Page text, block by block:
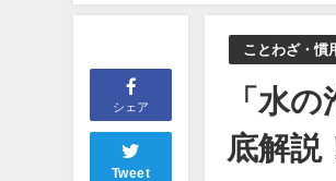
シェア
Tweet
ことわざ・慣
「水
底解説